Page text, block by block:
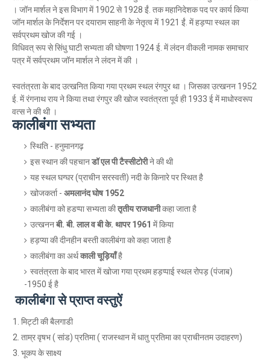
। जॉन मार्शल ने इस विभाग में 1902 से 1928 ईं. तक महानिदेशक पद पर कार्य किया
जॉन मार्शल के निर्देशन पर दयाराम साहनी के नेतृत्व में 1921 ईं. में हड़प्पा स्थल का
सर्वप्रथम खोज की गई ।
विधिवत् रूप से सिंधु घाटी सभ्यता की घोषणा 1924 ई. में लंदन वीकली नामक समाचार
पत्र में सर्वप्रथम जॉन मार्शल ने लंदन में की ।
स्वतंत्रता के बाद उत्खनित किया गया प्रथम स्थल रंगपुर था । जिसका उत्खनन 1952
ई. में रंगनाथ राय ने किया तथा रंगपुर की खोज स्वतंत्रता पूर्व ही 1933 ई में माधोस्वरूप
वत्स ने की थी ।
कालीबंगा सभ्यता
स्थिति - हनुमानगढ़
इस स्थान की पहचानडॉ एल पी टैस्सीटोरीने की थी
यह स्थल घग्घर (प्राचीन सरस्वती) नदी के किनारे पर स्थित है
खोजकर्ता - अमलानंद घोष 1952
कालीबंगा को हडप्पा सभ्यता कीतृतीय राजधानीकहा जाता है
उत्खननबी. बी. लाल व बी के. थापर 1961 में किया
हड़प्या की दीनहीन बस्ती कालीबंगा को कहा जाता है
कालीबंगा का अर्थकाली चूड़ियाँहै
स्वतंत्रता के बाद भारत में खोजा गया प्रथम हड़प्पाई स्थल रोपड़ (पंजाब)
-1950 ई है
कालीबंगा से प्राप्त वस्तुऐं
मिट्टी की बैलगाडी
ताम्र वृषभ ( सांड) प्रतिमा ( राजस्थान में धातु प्रतिमा का प्राचीनतम उदाहरण)
भूकप के साक्ष्य